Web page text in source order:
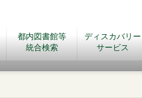
都内図書館等
統合検索
ディスカバリー
サービス